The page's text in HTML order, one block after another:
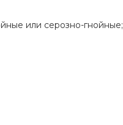
или серозно-гнойные;